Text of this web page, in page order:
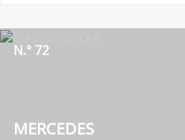
MERCEDES
N.° 72